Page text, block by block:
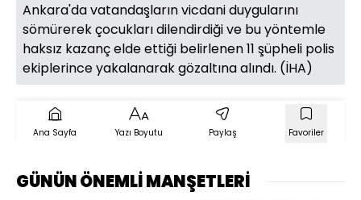
Ankara'da vatandaşların vicdani duygularını
sömürerek çocukları dilendirdiği ve bu yöntemle
haksız kazanç elde ettiği belirlenen 11 şüpheli polis
ekiplerince yakalanarak gözaltına alındı. (İHA)
Ana Sayfa Yazı Boyutu Paylaş Favoriler
GÜNÜN ÖNEMLİ MANŞETLERİ